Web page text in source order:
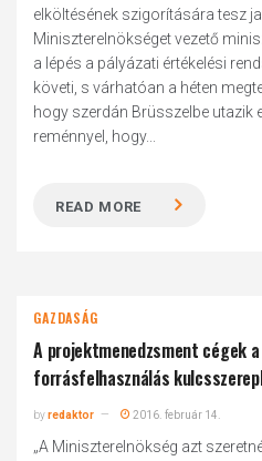
elköltésének szigorítására tesz
Miniszterelnökséget vezető
a lépés a pályázati értékelési
követi, s várhatóan a héten
hogy szerdán Brüsszelbe utazik
reménnyel, hogy...
READ MORE
GAZDASÁG
A projektmenedzsment cégek
forrásfelhasználás
byredaktor 2016. február 14.
„A Miniszterelnökség azt